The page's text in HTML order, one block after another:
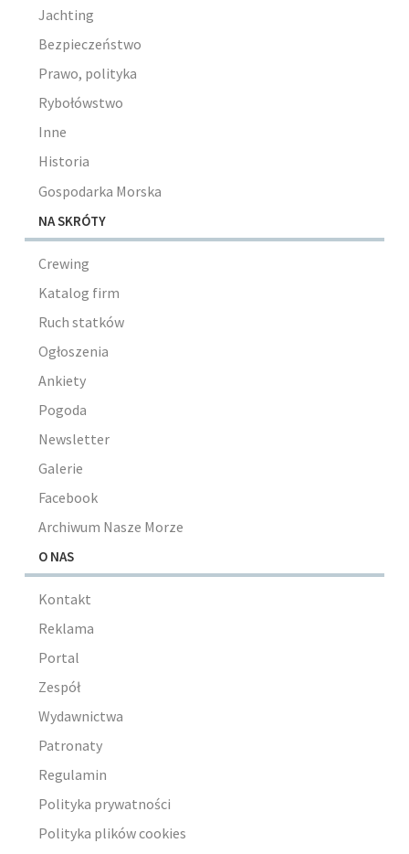
Jachting
Bezpieczeństwo
Prawo, polityka
Rybołówstwo
Inne
Historia
Gospodarka Morska
NA SKRÓTY
Crewing
Katalog firm
Ruch statków
Ogłoszenia
Ankiety
Pogoda
Newsletter
Galerie
Facebook
Archiwum Nasze Morze
O NAS
Kontakt
Reklama
Portal
Zespół
Wydawnictwa
Patronaty
Regulamin
Polityka prywatności
Polityka plików cookies